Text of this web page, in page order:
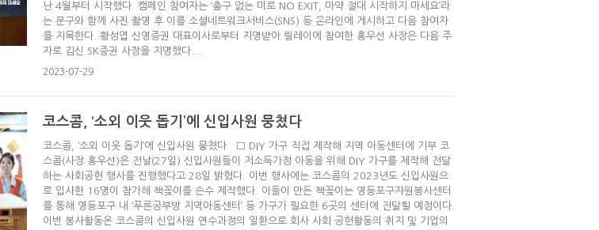
난 4월부터 시작했다. 캠페인 참여자는 ‘출구 없는 미로 NO EXIT, 마약 절대 시작하지 마세요’라
는 문구와 함께 사진 촬영 후 이를 소셜네트워크서비스(SNS) 등 온라인에 게시하고 다음 참여자
를 지목한다. 황성엽 신영증권 대표이사로부터 지명받아 릴레이에 참여한 홍우선 사장은 다음 주
자로 김신 SK증권 사장을 지명했다....
2023-07-29
코스콤, ‘소외 이웃 돕기’에 신입사원 뭉쳤다
코스콤, ‘소외 이웃 돕기’에 신입사원 뭉쳤다 □ DIY 가구 직접 제작해 지역 아동센터에 기부 코
스콤(사장 홍우선)은 전날(27일) 신입사원들이 저소득가정 아동을 위해 DIY 가구를 제작해 전달
하는 사회공헌 행사를 진행했다고 28일 밝혔다. 이번 행사에는 코스콤의 2023년도 신입사원으
로 입사한 16명이 참가해 책꽂이를 손수 제작했다. 이들이 만든 책꽂이는 영등포구자원봉사센터
를 통해 영등포구 내 ‘푸른공부방 지역아동센터’ 등 가구가 필요한 6곳의 센터에 전달될 예정이다.
이번 봉사활동은 코스콤의 신입사원 연수과정의 일환으로 회사 사회 공헌활동의 취지 및 기업의